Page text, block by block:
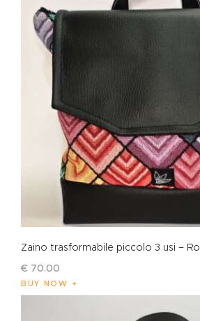
Zaino trasformabile piccolo 3 usi –
€ 70.00
BUY NOW